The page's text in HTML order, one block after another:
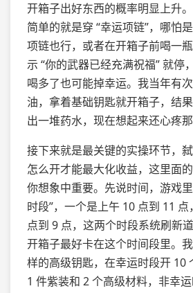
开箱子出好东西的概率明显上升
简单的就是穿 “幸运项链”，哪怕
项链也行，或者在开箱子前喝一
示 “你的武器已经充满祝福” 就停
喝多了也可能掉幸运。我当年有
油，拿着基础钥匙就开箱子，结
出一堆药水，现在想起来还心疼那
接下来就是最关键的实操环节，
怎么开才能最大化收益，这里面
你想象中重要。先说时间，游戏
时段”，一个是上午 10 点到 11
点到 9 点，这两个时段系统刷新
开箱子最好卡在这个时间段里。
样的高级钥匙，在幸运时段开 10
1 件紫装和 2 个高级材料，非幸